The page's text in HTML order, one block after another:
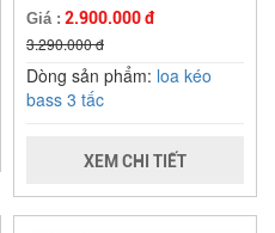
Giá : 2.900.000 đ
3.290.000 đ
Dòng sản phẩm: loa kéo
bass 3 tấc
XEM CHI TIẾT